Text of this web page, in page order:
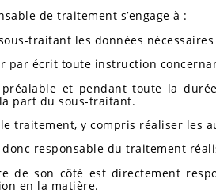
de traitement s’engage à :
traitant les données
par écrit toute instruction
et pendant toute la
part du sous-traitant.
traitement, y compris réaliser les
donc responsable du traitement
de son côté est directement
en la matière.